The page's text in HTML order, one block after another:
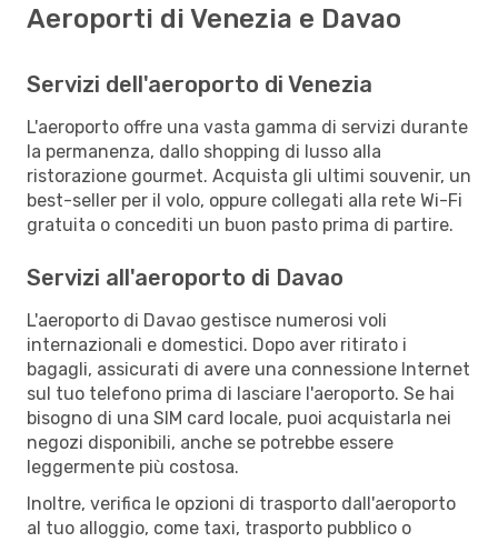
Aeroporti di Venezia e Davao
Servizi dell'aeroporto di Venezia
L'aeroporto offre una vasta gamma di servizi durante
la permanenza, dallo shopping di lusso alla
ristorazione gourmet. Acquista gli ultimi souvenir, un
best-seller per il volo, oppure collegati alla rete Wi-Fi
gratuita o concediti un buon pasto prima di partire.
Servizi all'aeroporto di Davao
L'aeroporto di Davao gestisce numerosi voli
internazionali e domestici. Dopo aver ritirato i
bagagli, assicurati di avere una connessione Internet
sul tuo telefono prima di lasciare l'aeroporto. Se hai
bisogno di una SIM card locale, puoi acquistarla nei
negozi disponibili, anche se potrebbe essere
leggermente più costosa.
Inoltre, verifica le opzioni di trasporto dall'aeroporto
al tuo alloggio, come taxi, trasporto pubblico o